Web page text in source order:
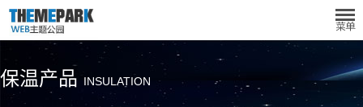
保温产品 INSULATION